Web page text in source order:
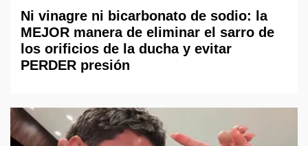
Ni vinagre ni bicarbonato de sodio: la
MEJOR manera de eliminar el sarro de
los orificios de la ducha y evitar
PERDER presión